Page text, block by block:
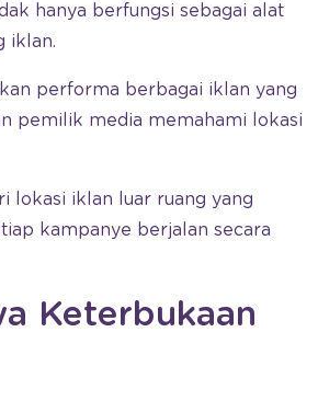
hanya berfungsi sebagai alat
iklan.
performa berbagai iklan yang
pemilik media memahami lokasi
lokasi iklan luar ruang yang
kampanye berjalan secara
Keterbukaan